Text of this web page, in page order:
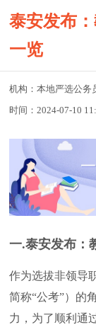
泰安发布
一览
机构：本地严选公务
时间：2024-07-10
一.泰安发布：
作为选拔非领导
简称“公考”）的
力，为了顺利通